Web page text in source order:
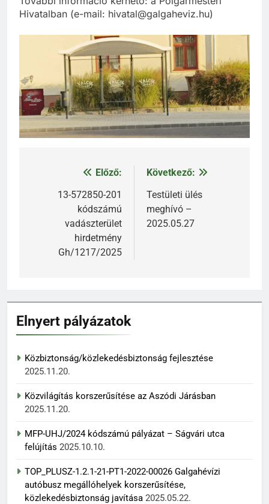
Hivatalban (e-mail: hivatal@galgaheviz.hu)
Bejegyzés
navigáció
Előző:
13-572850-201
kódszámú
vadászterület
hirdetmény
Gh/1217/2025
Következő:
Testületi ülés
meghívó –
2025.05.27
Elnyert pályázatok
Közbiztonság/közlekedésbiztonság fejlesztése
2025.11.20.
Közvilágítás korszerűsítése az Aszódi Járásban
2025.11.20.
MFP-UHJ/2024 kódszámú pályázat – Ságvári utca
felújítás 2025.10.10.
TOP_PLUSZ-1.2.1-21-PT1-2022-00026 Galgahévízi
autóbusz megállóhelyek korszerűsítése,
közlekedésbiztonság javítása 2025.05.22.